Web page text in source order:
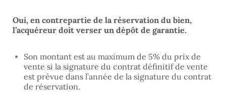
Oui, en contrepartie de la réservation du bien,
l’acquéreur doit verser un dépôt de garantie.
Son montant est au maximum de 5% du prix de
vente si la signature du contrat définitif de vente
est prévue dans l’année de la signature du contrat
de réservation.